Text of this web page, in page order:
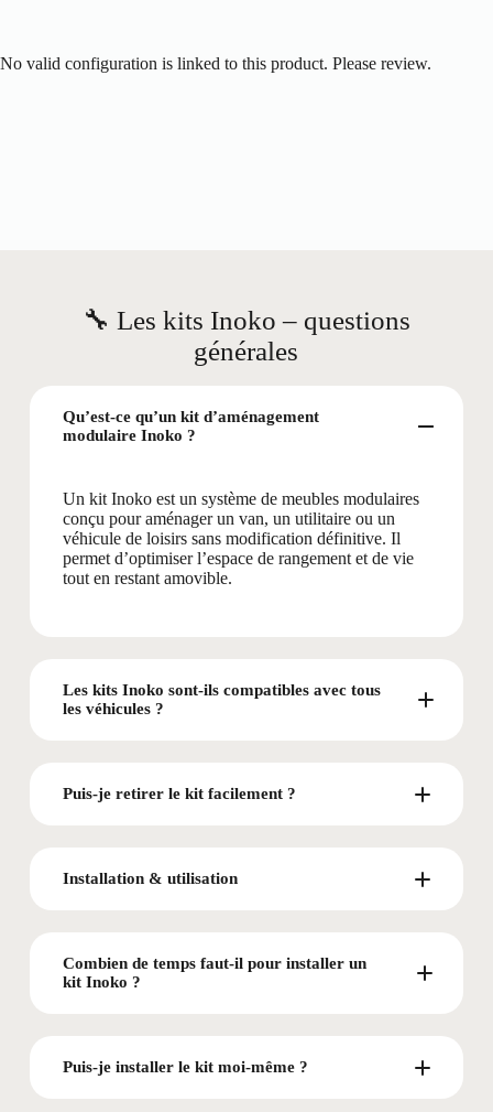
No valid configuration is linked to this product. Please review.
🔧 Les kits Inoko – questions
générales
Qu’est-ce qu’un kit d’aménagement
modulaire Inoko ?
Un kit Inoko est un système de meubles modulaires
conçu pour aménager un van, un utilitaire ou un
véhicule de loisirs sans modification définitive. Il
permet d’optimiser l’espace de rangement et de vie
tout en restant amovible.
Les kits Inoko sont-ils compatibles avec tous
les véhicules ?
Puis-je retirer le kit facilement ?
Installation & utilisation
Combien de temps faut-il pour installer un
kit Inoko ?
Puis-je installer le kit moi-même ?